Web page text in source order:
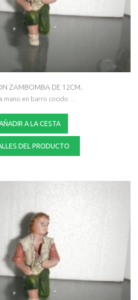
ZAMBOMBA DE 12CM.
mano en barro cocido. ...
A LA CESTA
DEL PRODUCTO